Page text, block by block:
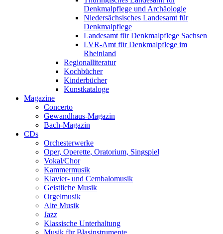
Denkmalpflege und Archäologie
Niedersächsisches Landesamt für
Denkmalpflege
Landesamt für Denkmalpflege Sachsen
LVR-Amt für Denkmalpflege im
Rheinland
Regionalliteratur
Kochbücher
Kinderbücher
Kunstkataloge
Magazine
Concerto
Gewandhaus-Magazin
Bach-Magazin
CDs
Orchesterwerke
Oper, Operette, Oratorium, Singspiel
Vokal/Chor
Kammermusik
Klavier- und Cembalomusik
Geistliche Musik
Orgelmusik
Alte Musik
Jazz
Klassische Unterhaltung
Musik für Blasinstrumente